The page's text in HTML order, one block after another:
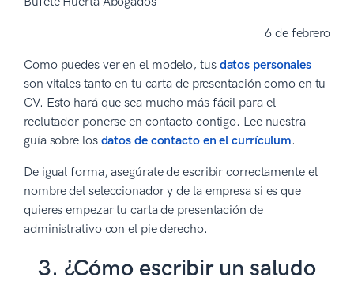
6 de febrero
Como puedes ver en el modelo, tus datos personales
son vitales tanto en tu carta de presentación como en tu
CV. Esto hará que sea mucho más fácil para el
reclutador ponerse en contacto contigo. Lee nuestra
guía sobre los datos de contacto en el currículum.
De igual forma, asegúrate de escribir correctamente el
nombre del seleccionador y de la empresa si es que
quieres empezar tu carta de presentación de
administrativo con el pie derecho.
3. ¿Cómo escribir un saludo